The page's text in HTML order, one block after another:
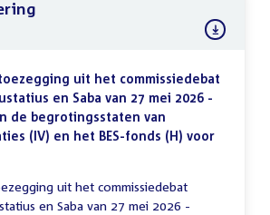
uit het commissiedebat
en Saba van 27 mei 2026 -
de begrotingsstaten van
(IV) en het BES-fonds (H) voor
uit het commissiedebat
en Saba van 27 mei 2026 -